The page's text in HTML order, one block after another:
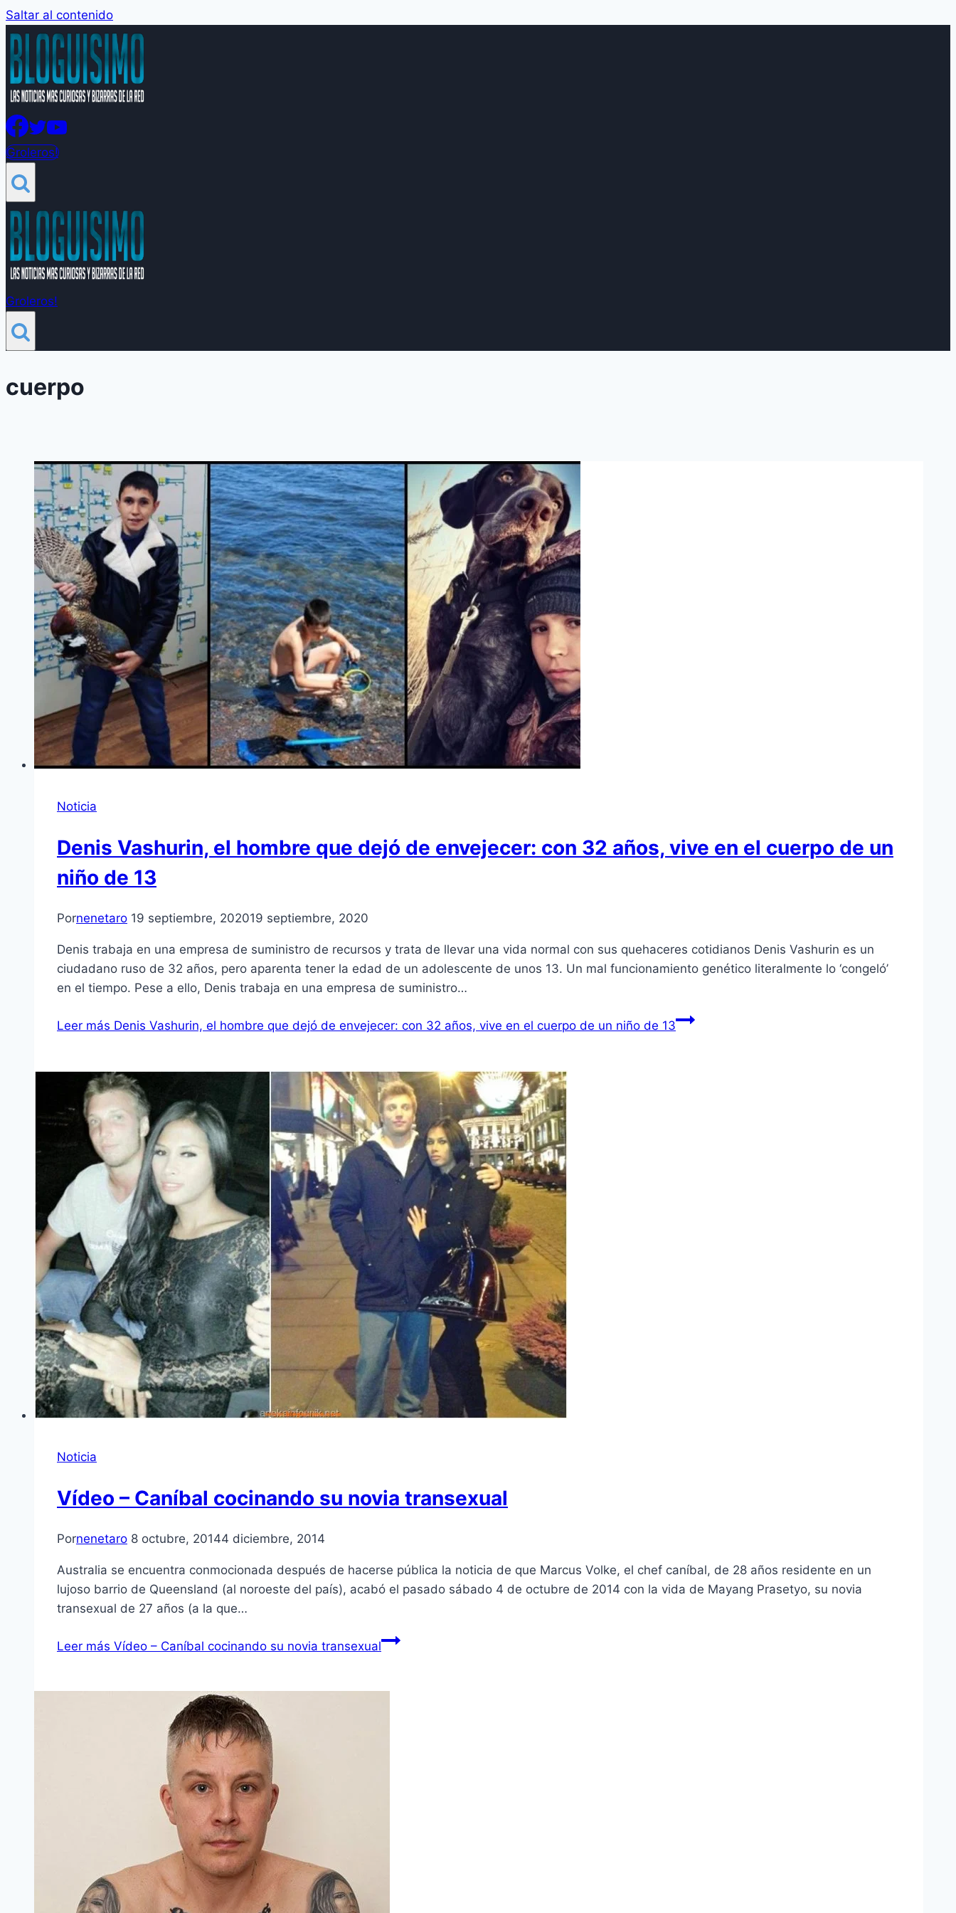
Saltar al contenido
Groleros!
Groleros!
cuerpo
Noticia
Denis Vashurin, el hombre que dejó de envejecer: con 32 años, vive en el cuerpo de un
niño de 13
Pornenetaro 19 septiembre, 202019 septiembre, 2020
Denis trabaja en una empresa de suministro de recursos y trata de llevar una vida normal con sus quehaceres cotidianos Denis Vashurin es un
ciudadano ruso de 32 años, pero aparenta tener la edad de un adolescente de unos 13. Un mal funcionamiento genético literalmente lo ‘congeló’
en el tiempo. Pese a ello, Denis trabaja en una empresa de suministro…
Leer más Denis Vashurin, el hombre que dejó de envejecer: con 32 años, vive en el cuerpo de un niño de 13
Noticia
Vídeo – Caníbal cocinando su novia transexual
Pornenetaro 8 octubre, 20144 diciembre, 2014
Australia se encuentra conmocionada después de hacerse pública la noticia de que Marcus Volke, el chef caníbal, de 28 años residente en un
lujoso barrio de Queensland (al noroeste del país), acabó el pasado sábado 4 de octubre de 2014 con la vida de Mayang Prasetyo, su novia
transexual de 27 años (a la que…
Leer más Vídeo – Caníbal cocinando su novia transexual